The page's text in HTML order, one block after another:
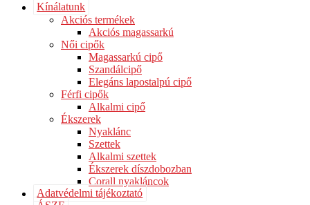
Kínálatunk
Akciós termékek
Akciós magassarkú
Női cipők
Magassarkú cipő
Szandálcipő
Elegáns lapostalpú cipő
Férfi cipők
Alkalmi cipő
Ékszerek
Nyaklánc
Szettek
Alkalmi szettek
Ékszerek díszdobozban
Corall nyakláncok
Adatvédelmi tájékoztató